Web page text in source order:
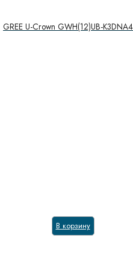
GREE U-Crown GWH(12)UB-
В корзину